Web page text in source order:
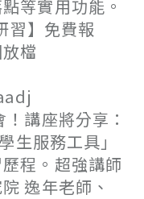
等實用功能。
習】免費報
檔
講座將分享：
生服務工具」
程。超強講師
逸年老師、